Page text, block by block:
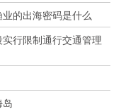
的出海密码是什么
行限制通行交通管理